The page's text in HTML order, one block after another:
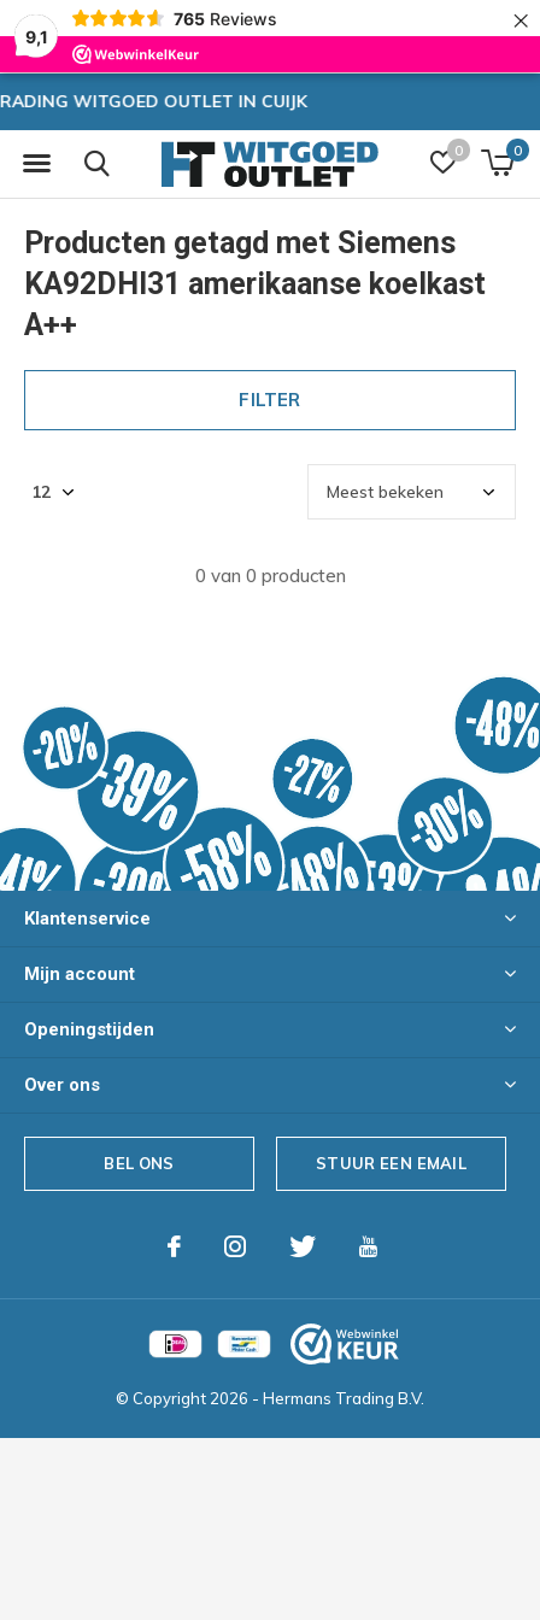
9,1
765 Reviews ×
0 0
Zeer hoge korting
Producten getagd met Siemens
KA92DHI31 amerikaanse koelkast
A++
FILTER
0 van 0 producten
Klantenservice
Mijn account
Openingstijden
Over ons
BEL ONS STUUR EEN EMAIL
© Copyright 2026 - Hermans Trading B.V.